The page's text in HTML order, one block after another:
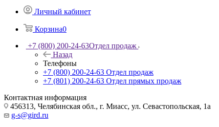
Личный кабинет
Корзина0
+7 (800) 200-24-63Отдел продаж
Назад
Телефоны
+7 (800) 200-24-63 Отдел продаж
+7 (801) 200-24-63 Отдел прямых продаж
Контактная информация
456313, Челябинская обл., г. Миасс, ул. Севастопольская, 1а
g-s@gird.ru